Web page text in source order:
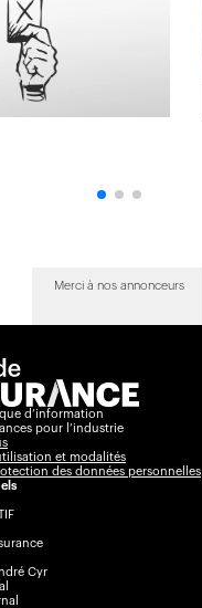
Merci à nos annonceurs
d’information
pour l’industrie
et modalités
des données personnelles
Cyr